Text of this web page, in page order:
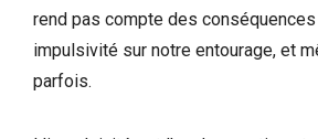
rend pas compte des
impulsivité sur notre entourage, et
parfois.